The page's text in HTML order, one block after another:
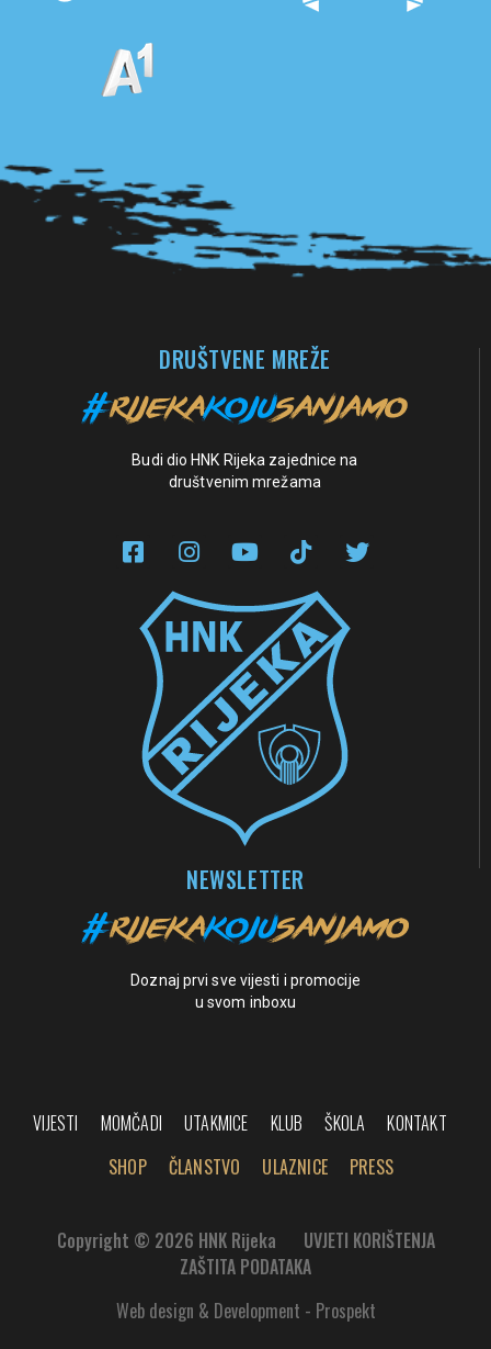
DRUŠTVENE MREŽE
Budi dio HNK Rijeka zajednice na
društvenim mrežama
NEWSLETTER
Doznaj prvi sve vijesti i promocije
u svom inboxu
VIJESTI MOMČADI UTAKMICE KLUB ŠKOLA
KONTAKT
SHOP
ČLANSTVO ULAZNICE PRESS
Copyright © 2026 HNK Rijeka
UVJETI KORIŠTENJA
ZAŠTITA PODATAKA
Web design & Development - Prospekt